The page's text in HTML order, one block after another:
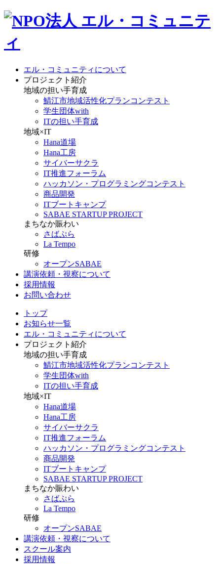
エル・コミュニティについて
プロジェクト紹介
地域の担い手育成
鯖江市地域活性化プランコンテスト
学生団体with
ITの担い手育成
地域×IT
Hana道場
Hana工房
サイバーサクラ
IT推進フォーラム
ハッカソン・プログラミングコンテスト
商品開発
ITブートキャンプ
SABAE STARTUP PROJECT
まちなか賑わい
さばぷら
La Tempo
研修
オープンSABAE
講演依頼・視察について
採用情報
お問い合わせ
トップ
お知らせ一覧
エル・コミュニティについて
プロジェクト紹介
地域の担い手育成
鯖江市地域活性化プランコンテスト
学生団体with
ITの担い手育成
地域×IT
Hana道場
Hana工房
サイバーサクラ
IT推進フォーラム
ハッカソン・プログラミングコンテスト
商品開発
ITブートキャンプ
SABAE STARTUP PROJECT
まちなか賑わい
さばぷら
La Tempo
研修
オープンSABAE
講演依頼・視察について
スクール案内
採用情報